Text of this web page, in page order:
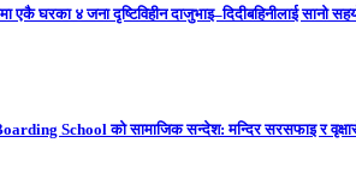
एकै घरका ४ जना दृष्टिविहीन दाजुभाइ–दिदीबहिनीलाई सानो
School को सामाजिक सन्देश: मन्दिर सरसफाइ र